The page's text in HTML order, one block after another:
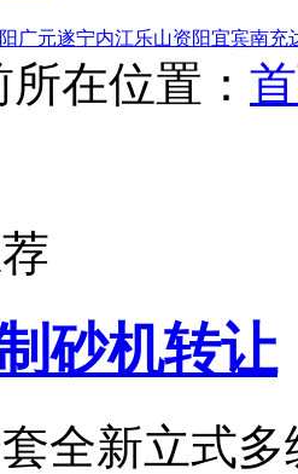
广元遂宁内江乐山资阳宜宾南充
在位置：
砂机转让
全新立式